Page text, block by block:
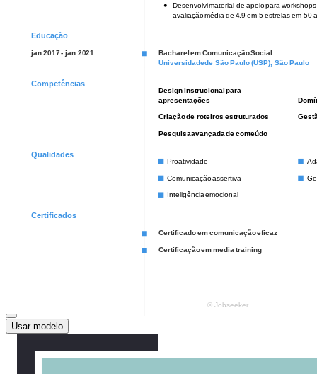
Usar modelo